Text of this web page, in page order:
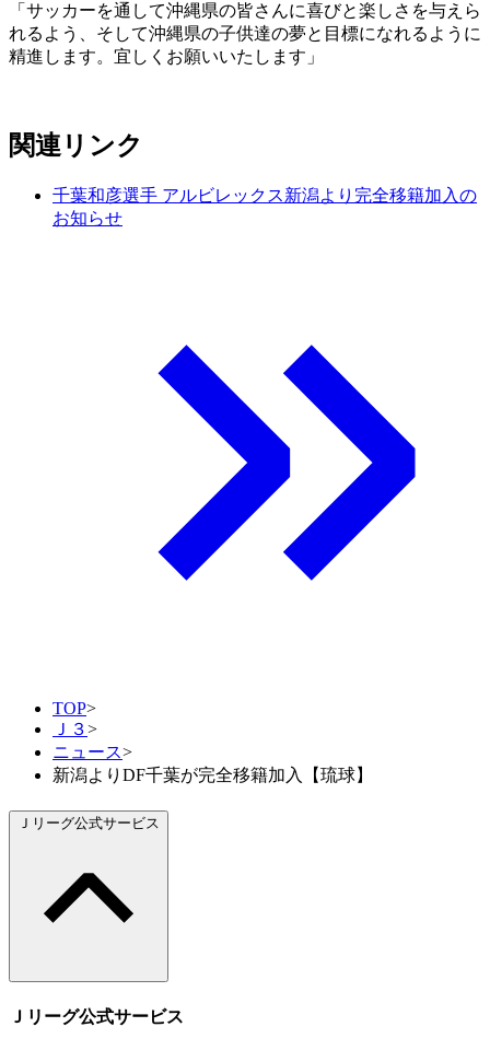
「サッカーを通して沖縄県の皆さんに喜びと楽しさを与えら
れるよう、そして沖縄県の子供達の夢と目標になれるように
精進します。宜しくお願いいたします」
関連リンク
千葉和彦選手 アルビレックス新潟より完全移籍加入の
お知らせ
TOP>
Ｊ３>
ニュース>
新潟よりDF千葉が完全移籍加入【琉球】
Ｊリーグ公式サービス
Ｊリーグ公式サービス